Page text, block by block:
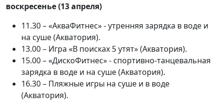
воскресенье (13 апреля)
11.30 – «АкваФитнес» - утренняя зарядка в воде и
на суше (Акватория).
13.00 – Игра «В поисках 5 утят» (Акватория).
15.00 – «ДискоФитнес» - спортивно-танцевальная
зарядка в воде и на суше (Акватория).
16.30 – Пляжные игры на суше и в воде
(Акватория).